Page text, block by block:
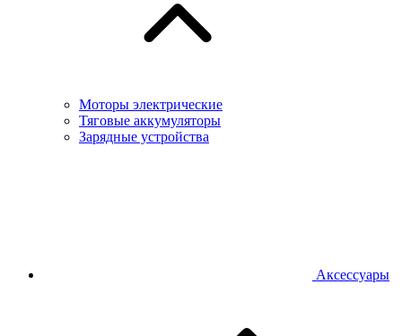
Моторы электрические
Тяговые аккумуляторы
Зарядные устройства
Аксессуары